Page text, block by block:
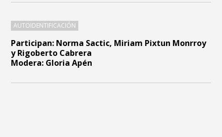
Participan: Norma Sactic, Miriam Pixtun Monrroy
y Rigoberto Cabrera
Modera: Gloria Apén
AUTOIDENTIFICACIÓN